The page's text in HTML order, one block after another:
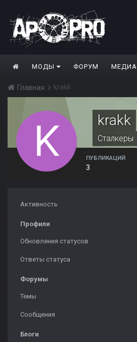
МОДЫ ФОРУМ МЕДИА
Главная krakk
krakk
Сталкеры
ПУБЛИКАЦИЙ
3
Активность
Профили
Обновления статусов
Ответы статуса
Форумы
Темы
Сообщения
Блоги